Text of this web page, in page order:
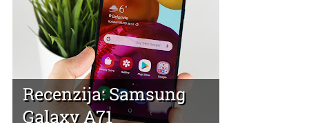
Recenzija: Samsung
Galaxy A71